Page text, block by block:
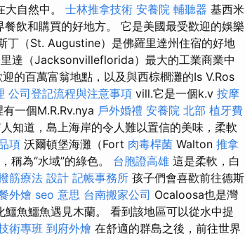
自然中。 士林推拿技術 安養院 輔聽器 基西米
飲和購買的好地方。 它是美國最受歡迎的娛樂
丁（St. Augustine）是佛羅里達州住宿的好地
達（Jacksonvilleflorida）最大的工業商業中
的百萬富翁地點，以及與西棕櫚灘的Is V.Ros
公司登記流程與注意事項 vill.它是一個k.v 按摩
有一個M.R.Rv.nya 戶外婚禮 安養院 北部 植牙費
知道，島上海岸的令人難以置信的美味，柔軟
項 沃爾頓堡海灘（Fort 肉毒桿菌 Walton 推拿
稱為“水域”的綠色。 台胞證高雄 這是柔軟，白
筋療法 設計 記帳事務所 孩子們會喜歡前往德斯
外燴 seo 意思 台南搬家公司 Ocaloosa也是灣
魚鱷魚遇見木蘭。 看到該地區可以從水中提
術專班 到府外燴 在舒適的群島之後，前往世界